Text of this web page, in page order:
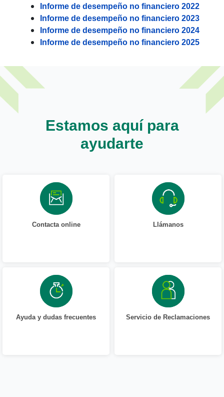
Informe de desempeño no financiero 2022
Informe de desempeño no financiero 2023
Informe de desempeño no financiero 2024
Informe de desempeño no financiero 2025
Estamos aquí para
ayudarte
Contacta online Llámanos
Ayuda y dudas frecuentes Servicio de Reclamaciones